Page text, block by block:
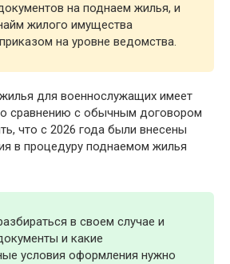
на поднаем жилья, и
жилого имущества
на уровне ведомства.
для военнослужащих имеет
сравнению с обычным договором
что с 2026 года были внесены
в процедуру поднаемом жилья
в своем случае и
и какие
условия оформления нужно